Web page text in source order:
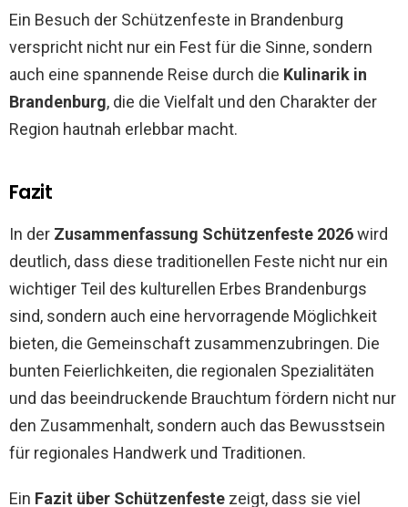
Ein Besuch der Schützenfeste in Brandenburg
verspricht nicht nur ein Fest für die Sinne, sondern
auch eine spannende Reise durch die Kulinarik in
Brandenburg, die die Vielfalt und den Charakter der
Region hautnah erlebbar macht.
Fazit
In der Zusammenfassung Schützenfeste 2026wird
deutlich, dass diese traditionellen Feste nicht nur ein
wichtiger Teil des kulturellen Erbes Brandenburgs
sind, sondern auch eine hervorragende Möglichkeit
bieten, die Gemeinschaft zusammenzubringen. Die
bunten Feierlichkeiten, die regionalen Spezialitäten
und das beeindruckende Brauchtum fördern nicht nur
den Zusammenhalt, sondern auch das Bewusstsein
für regionales Handwerk und Traditionen.
Ein Fazit über Schützenfeste zeigt, dass sie viel